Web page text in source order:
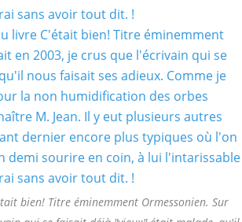
bien! Titre éminemment Ormessonien. Sur